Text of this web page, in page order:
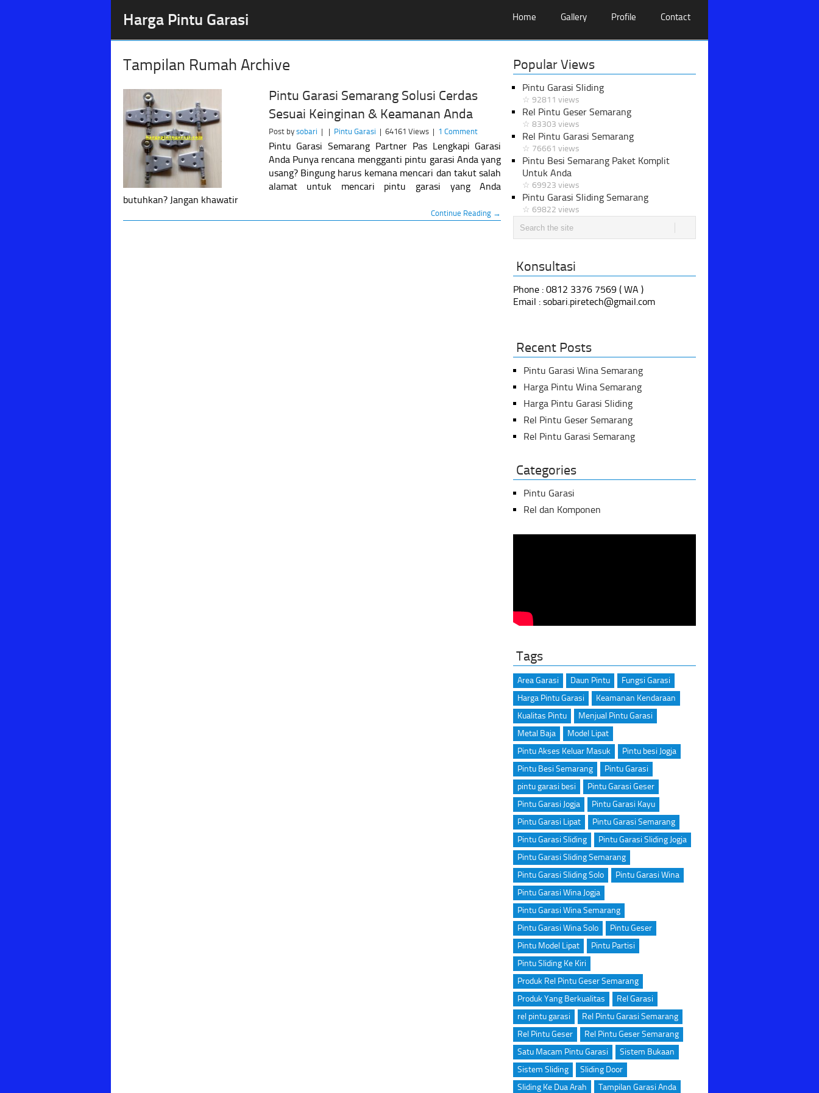
Harga Pintu Garasi Home Gallery Profile Contact
Tampilan Rumah Archive
Pintu Garasi Semarang Solusi Cerdas
Sesuai Keinginan & Keamanan Anda
Post by sobari | | Pintu Garasi | 64161 Views | 1 Comment
Pintu Garasi Semarang Partner Pas Lengkapi Garasi
Anda Punya rencana mengganti pintu garasi Anda yang
usang? Bingung harus kemana mencari dan takut salah
alamat untuk mencari pintu garasi yang Anda
butuhkan? Jangan khawatir
Continue Reading →
Popular Views
Pintu Garasi Sliding
☆ 92811 views
Rel Pintu Geser Semarang
☆ 83303 views
Rel Pintu Garasi Semarang
☆ 76661 views
Pintu Besi Semarang Paket Komplit
Untuk Anda
☆ 69923 views
Pintu Garasi Sliding Semarang
☆ 69822 views
Konsultasi
Phone : 0812 3376 7569 ( WA )
Email : sobari.piretech@gmail.com
Recent Posts
Pintu Garasi Wina Semarang
Harga Pintu Wina Semarang
Harga Pintu Garasi Sliding
Rel Pintu Geser Semarang
Rel Pintu Garasi Semarang
Categories
Pintu Garasi
Rel dan Komponen
Tags
Area Garasi Daun Pintu
Fungsi Garasi
Harga Pintu Garasi
Keamanan Kendaraan
Kualitas Pintu
Menjual Pintu Garasi
Metal Baja
Model Lipat
Pintu Akses Keluar Masuk
Pintu besi Jogja
Pintu Besi Semarang
Pintu Garasi
pintu garasi besi
Pintu Garasi Geser
Pintu Garasi Jogja
Pintu Garasi Kayu
Pintu Garasi Lipat
Pintu Garasi Semarang
Pintu Garasi Sliding
Pintu Garasi Sliding Jogja
Pintu Garasi Sliding Semarang
Pintu Garasi Sliding Solo
Pintu Garasi Wina
Pintu Garasi Wina Jogja
Pintu Garasi Wina Semarang
Pintu Garasi Wina Solo
Pintu Geser
Pintu Model Lipat
Pintu Partisi
Pintu Sliding Ke Kiri
Produk Rel Pintu Geser Semarang
Produk Yang Berkualitas
Rel Garasi
rel pintu garasi
Rel Pintu Garasi Semarang
Rel Pintu Geser
Rel Pintu Geser Semarang
Satu Macam Pintu Garasi
Sistem Bukaan
Sistem Sliding
Sliding Door
Sliding Ke Dua Arah
Tampilan Garasi Anda